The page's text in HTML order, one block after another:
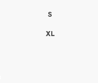
S
XL